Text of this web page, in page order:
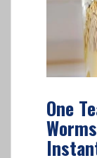
One